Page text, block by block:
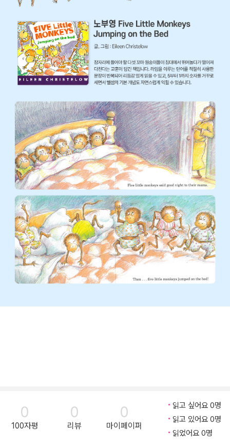
0
100자평
0
리뷰
0
마이페이퍼
읽고 싶어요 0명
읽고 있어요 0명
읽었어요 0명